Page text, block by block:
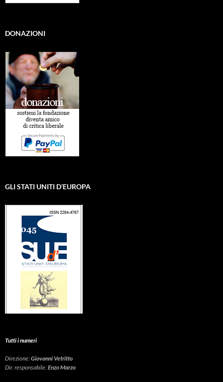
DONAZIONI
GLI STATI UNITI D’EUROPA
Tutti i numeri
Direzione:Giovanni Vetritto
Dir. responsabile:Enzo Marzo